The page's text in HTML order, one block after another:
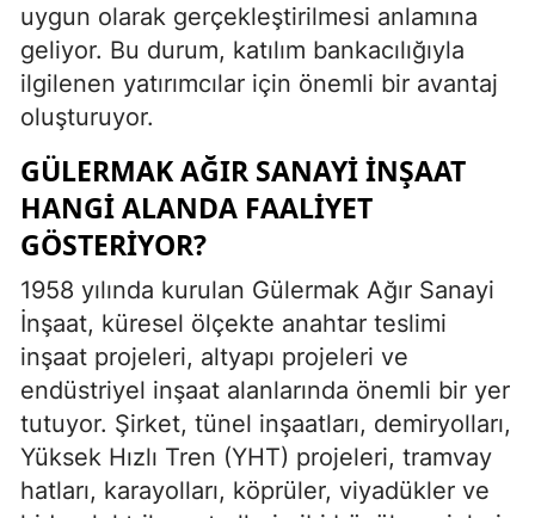
uygun olarak gerçekleştirilmesi anlamına
geliyor. Bu durum, katılım bankacılığıyla
ilgilenen yatırımcılar için önemli bir avantaj
oluşturuyor.
GÜLERMAK AĞIR SANAYI İNŞAAT
HANGI ALANDA FAALIYET
GÖSTERIYOR?
1958 yılında kurulan Gülermak Ağır Sanayi
İnşaat, küresel ölçekte anahtar teslimi
inşaat projeleri, altyapı projeleri ve
endüstriyel inşaat alanlarında önemli bir yer
tutuyor. Şirket, tünel inşaatları, demiryolları,
Yüksek Hızlı Tren (YHT) projeleri, tramvay
hatları, karayolları, köprüler, viyadükler ve